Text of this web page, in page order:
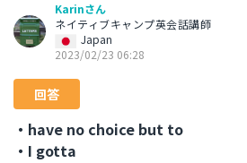
Karinさん
ネイティブキャンプ英会話講師
Japan
2023/02/23 06:28
回答
・have no choice but to
・I gotta